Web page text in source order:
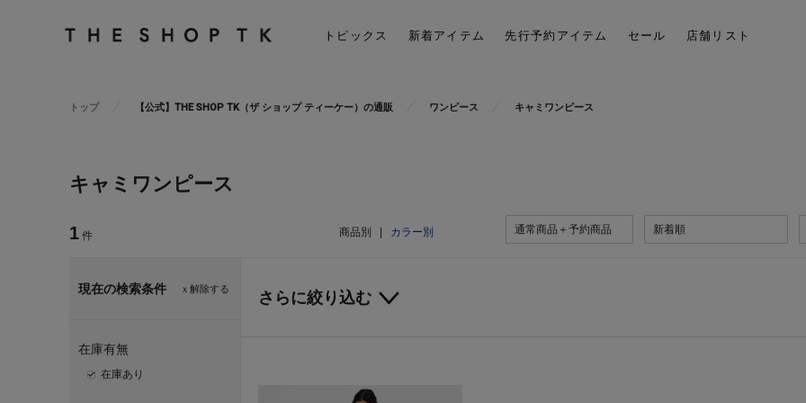
トピックス 新着アイテム 先行予約アイテム セール 店舗リスト
トップ 【公式】THE SHOP TK（ザ ショップ ティーケー）の通販 ワンピース キャミワンピース
キャミワンピース
1 件 商品別 カラー別 通常商品＋予約商品 新着順
ｘ解除する
現在の検索条件
在庫有無
在庫あり
さらに絞り込む